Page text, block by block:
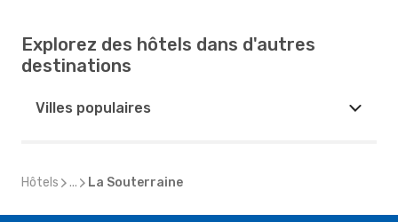
Explorez des hôtels dans d'autres
destinations
Villes populaires
Hôtels ... La Souterraine